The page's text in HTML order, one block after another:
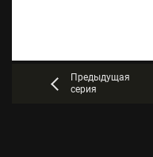
Предыдущая
серия